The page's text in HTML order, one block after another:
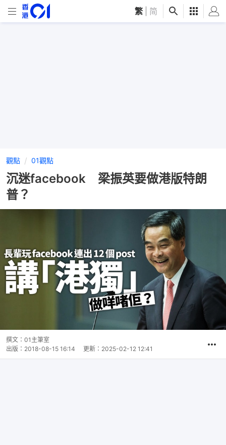
繁 简
觀點 01觀點
沉迷facebook 梁振英要做港版特朗
普？
撰文： 01主筆室
出版： 2018-08-15 16:14 更新： 2025-02-12 12:41